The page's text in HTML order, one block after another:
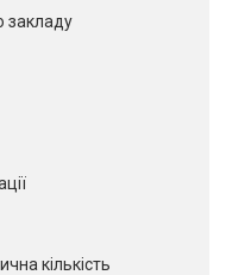
закладу
кількість